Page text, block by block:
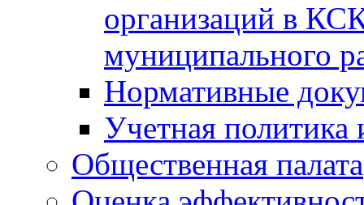
организаций в
муниципального
Нормативные
Учетная политика
Общественная палата